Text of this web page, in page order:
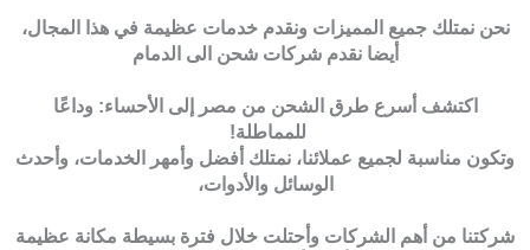
نحن نمتلك جميع المميزات ونقدم خدمات عظيمة في هذا المجال،
أيضا نقدم شركات شحن الى الدمام
اكتشف أسرع طرق الشحن من مصر إلى الأحساء: وداعًا
للمماطلة!
وتكون مناسبة لجميع عملائنا، نمتلك أفضل وأمهر الخدمات، وأحدث
الوسائل والأدوات،
شركتنا من أهم الشركات وأحتلت خلال فترة بسيطة مكانة عظيمة